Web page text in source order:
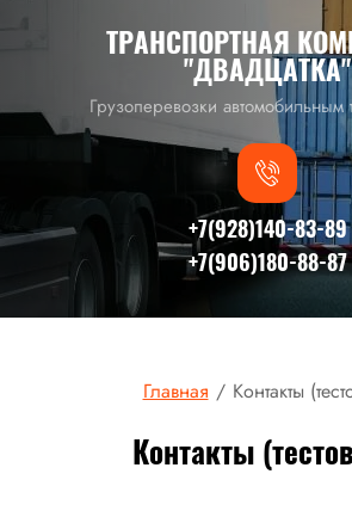
ТРАНСПОРТНАЯ
"ДВАДЦАТКА"
Грузоперевозки автомобильным
+7(928)140-83-89
+7(906)180-88-87
Главная / Контакты
Контакты